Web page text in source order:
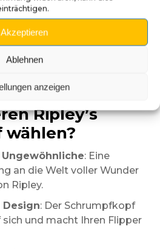
Akzeptieren
Ablehnen
anzeigen
und die Befestigungen
Griff sorgfältig am
aus.
ist.
Ripley’s
wählen?
Ungewöhnliche: Eine
an die Welt voller Wunder
Ripley.
Design: Der Schrumpfkopf
und macht Ihren Flipper